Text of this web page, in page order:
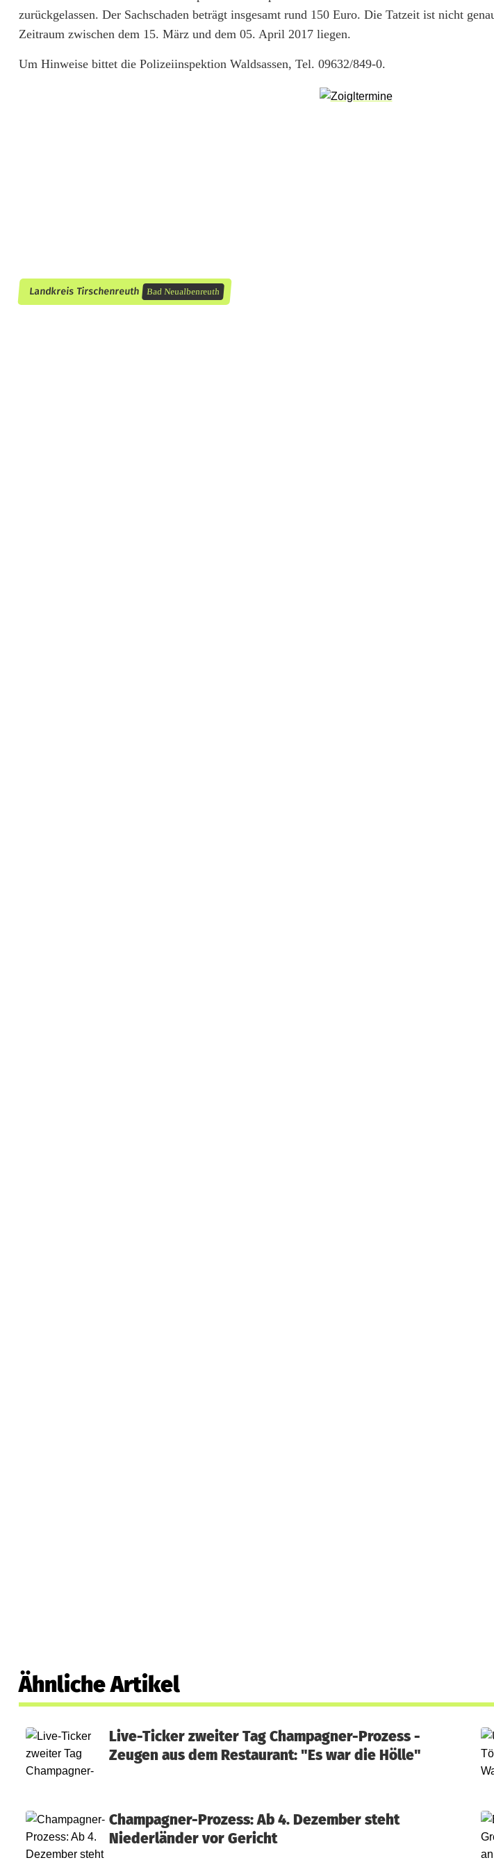
b
r
zurückgelassen. Der Sachschaden beträgt insgesamt rund 150 Euro. Die Tatzeit ist nicht
Zeitraum zwischen dem 15. März und dem 05. April 2017 liegen.
Um Hinweise bittet die Polizeiinspektion Waldsassen, Tel. 09632/849-0.
Landkreis Tirschenreuth Bad Neualbenreuth
Ähnliche Artikel
Live-Ticker zweiter Tag Champagner-Prozess -
Zeugen aus dem Restaurant: "Es war die Hölle"
Champagner-Prozess: Ab 4. Dezember steht
Niederländer vor Gericht